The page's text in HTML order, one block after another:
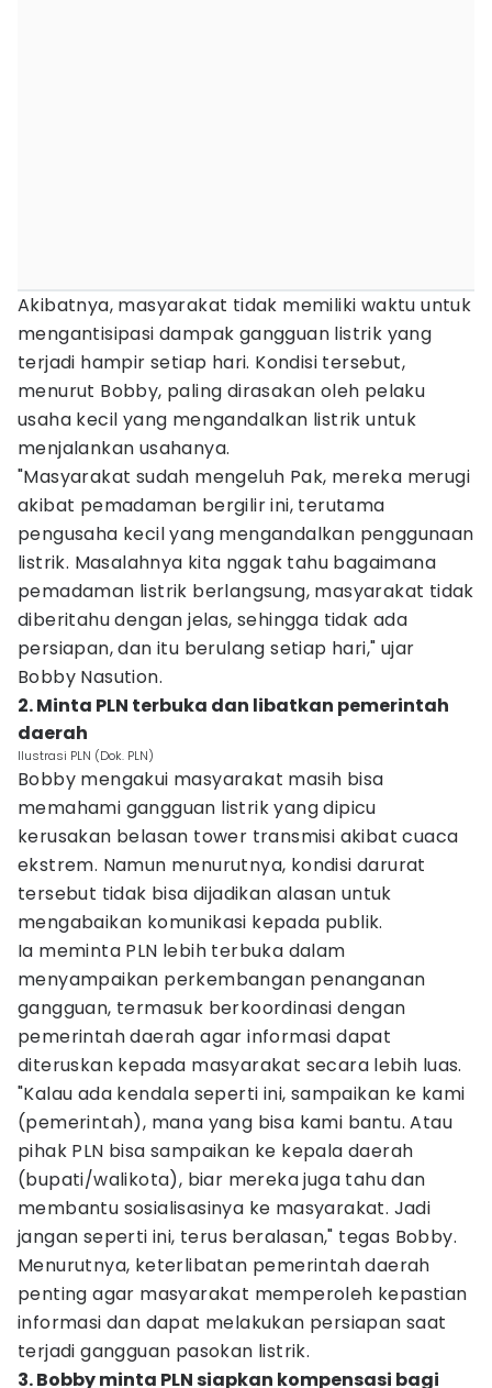
Akibatnya, masyarakat tidak memiliki waktu untuk
mengantisipasi dampak gangguan listrik yang
terjadi hampir setiap hari. Kondisi tersebut,
menurut Bobby, paling dirasakan oleh pelaku
usaha kecil yang mengandalkan listrik untuk
menjalankan usahanya.
"Masyarakat sudah mengeluh Pak, mereka merugi
akibat pemadaman bergilir ini, terutama
pengusaha kecil yang mengandalkan penggunaan
listrik. Masalahnya kita nggak tahu bagaimana
pemadaman listrik berlangsung, masyarakat tidak
diberitahu dengan jelas, sehingga tidak ada
persiapan, dan itu berulang setiap hari," ujar
Bobby Nasution.
2. Minta PLN terbuka dan libatkan pemerintah
daerah
Ilustrasi PLN (Dok. PLN)
Bobby mengakui masyarakat masih bisa
memahami gangguan listrik yang dipicu
kerusakan belasan tower transmisi akibat cuaca
ekstrem. Namun menurutnya, kondisi darurat
tersebut tidak bisa dijadikan alasan untuk
mengabaikan komunikasi kepada publik.
Ia meminta PLN lebih terbuka dalam
menyampaikan perkembangan penanganan
gangguan, termasuk berkoordinasi dengan
pemerintah daerah agar informasi dapat
diteruskan kepada masyarakat secara lebih luas.
"Kalau ada kendala seperti ini, sampaikan ke kami
(pemerintah), mana yang bisa kami bantu. Atau
pihak PLN bisa sampaikan ke kepala daerah
(bupati/walikota), biar mereka juga tahu dan
membantu sosialisasinya ke masyarakat. Jadi
jangan seperti ini, terus beralasan," tegas Bobby.
Menurutnya, keterlibatan pemerintah daerah
penting agar masyarakat memperoleh kepastian
informasi dan dapat melakukan persiapan saat
terjadi gangguan pasokan listrik.
3. Bobby minta PLN siapkan kompensasi bagi